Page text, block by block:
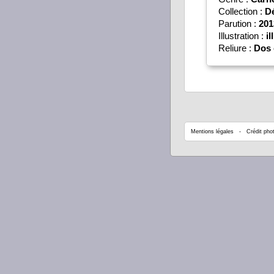
Collection :
Parution :
Illustration :
Reliure : Dos
Mentions légales - Crédit